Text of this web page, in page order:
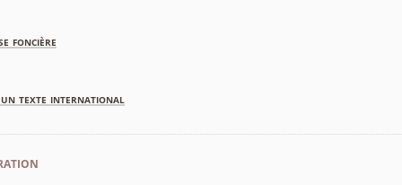
foncière
texte international